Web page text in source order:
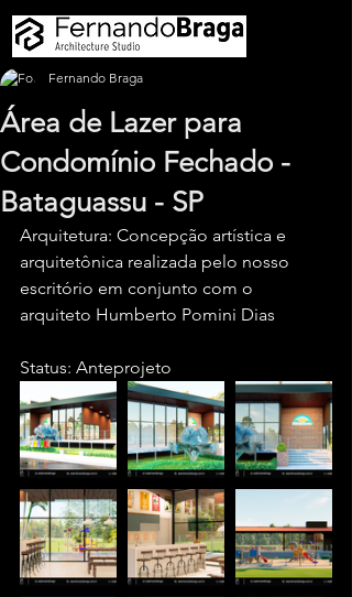
Área de Lazer para
Condomínio Fechado -
Bataguassu - SP
Fernando Braga
Arquitetura: Concepção artística e
arquitetônica realizada pelo nosso
escritório em conjunto com o
arquiteto Humberto Pomini Dias
Status: Anteprojeto